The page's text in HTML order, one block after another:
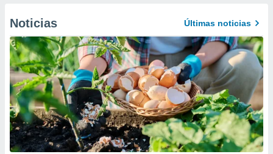
Noticias Últimas noticias